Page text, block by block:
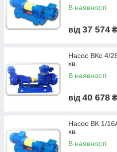
наступні моделі (щоб
Вам модель):
ВК 2/26А
ВК 2/26
ВК 4/28А
ВК 5/24
ВК 5/32А
ВКР 1/16А
ВКС 2/26
ВКС 4/28
ВКС 5/32А
В наявності
від 37 574 ₴
Насос ВКс 4/
хв.
В наявності
від 40 678 ₴
Насос ВК 1/
хв.
В наявності